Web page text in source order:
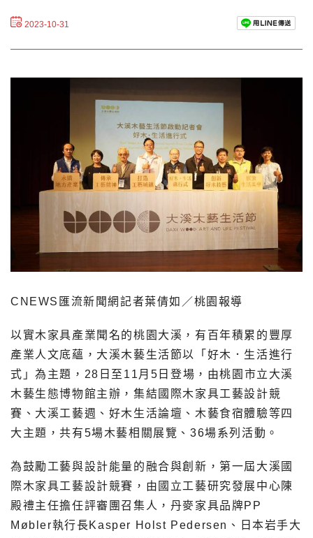
2023-10-31
CNEWS匯流新聞網記者葉倩如／桃園報導
以實木家具產業聞名的桃園大溪，有百年積累的豐厚
產業人文底蘊，大溪木藝生活節以「好木．生活進行
式」為主題，28日至11月5日登場，由桃園市立大溪
木藝生態博物館主辦，集結國際木家具工藝設計競
賽、大溪工藝週、好木生活論壇、木藝食宿體驗等四
大主題，共有5場木藝相關展覽、36場系列活動。
為鼓勵工藝與設計能量的融合與創新，第一屆大溪國
際木家具工藝設計競賽，由國立工藝研究發展中心陳
殿禮主任擔任評審團召集人，丹麥家具品牌PP
Møbler執行長Kasper Holst Pedersen、日本岩手大